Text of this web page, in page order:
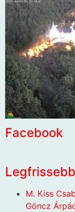
Facebook
Legfrissebb
M. Kiss
Göncz